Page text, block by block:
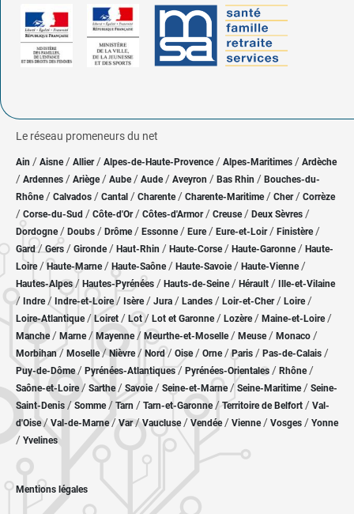
Le réseau promeneurs du net
Ain / Aisne/ Allier/ Alpes-de-Haute-Provence / Alpes-Maritimes / Ardèche
/ Ardennes / Ariège/ Aube/ Aude / Aveyron / Bas Rhin / Bouches-du-
Rhône/ Calvados / Cantal / Charente / Charente-Maritime/ Cher / Corrèze
/ Corse-du-Sud / Côte-d'Or / Côtes-d'Armor/ Creuse/ Deux Sèvres /
Dordogne/ Doubs / Drôme/ Essonne / Eure/ Eure-et-Loir / Finistère/
Gard/Gers / Gironde/ Haut-Rhin / Haute-Corse/ Haute-Garonne/ Haute-
Loire/Haute-Marne/ Haute-Saône/ Haute-Savoie/ Haute-Vienne/
Hautes-Alpes/ Hautes-Pyrénées / Hauts-de-Seine/ Hérault / Ille-et-Vilaine
/ Indre/ Indre-et-Loire/ Isère/ Jura / Landes / Loir-et-Cher/ Loire/
Loire-Atlantique/ Loiret / Lot/ Lot et Garonne/ Lozère / Maine-et-Loire/
Manche/ Marne/ Mayenne/ Meurthe-et-Moselle/ Meuse/ Monaco /
Morbihan/ Moselle/ Nièvre / Nord/ Oise / Orne/Paris / Pas-de-Calais /
Puy-de-Dôme/ Pyrénées-Atlantiques / Pyrénées-Orientales / Rhône/
Saône-et-Loire/ Sarthe/ Savoie/ Seine-et-Marne/ Seine-Maritime/ Seine-
Saint-Denis /Somme/ Tarn / Tarn-et-Garonne/Territoire de Belfort / Val-
d'Oise/ Val-de-Marne/Var/Vaucluse/ Vendée/ Vienne/ Vosges / Yonne
/ Yvelines
Mentions légales